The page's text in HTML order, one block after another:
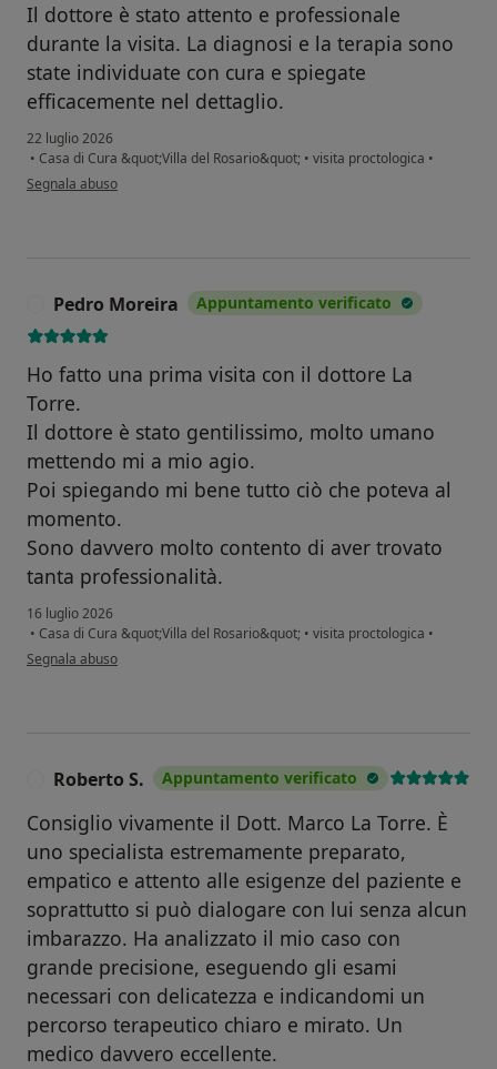
Il dottore è stato attento e professionale
durante la visita. La diagnosi e la terapia sono
state individuate con cura e spiegate
efficacemente nel dettaglio.
22 luglio 2026
• Casa di Cura &quot;Villa del Rosario&quot; • visita proctologica •
secondo l'opinione dell'utente M. C.
Segnala abuso
Pedro Moreira Appuntamento verificato
Ho fatto una prima visita con il dottore La
Torre.
Il dottore è stato gentilissimo, molto umano
mettendo mi a mio agio.
Poi spiegando mi bene tutto ciò che poteva al
momento.
Sono davvero molto contento di aver trovato
tanta professionalità.
16 luglio 2026
• Casa di Cura &quot;Villa del Rosario&quot; • visita proctologica •
secondo l'opinione dell'utente Pedro Moreira
Segnala abuso
Roberto S. Appuntamento verificato
Consiglio vivamente il Dott. Marco La Torre. È
uno specialista estremamente preparato,
empatico e attento alle esigenze del paziente e
soprattutto si può dialogare con lui senza alcun
imbarazzo. Ha analizzato il mio caso con
grande precisione, eseguendo gli esami
necessari con delicatezza e indicandomi un
percorso terapeutico chiaro e mirato. Un
medico davvero eccellente.